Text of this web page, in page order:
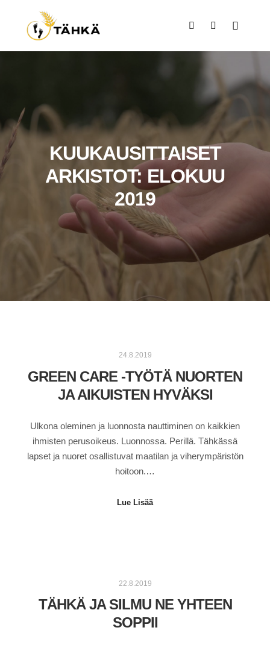
KUUKAUSITTAISET
ARKISTOT:ELOKUU
2019
24.8.2019
GREEN CARE -TYÖTÄ NUORTEN
JA AIKUISTEN HYVÄKSI
Ulkona oleminen ja luonnosta nauttiminen on kaikkien
ihmisten perusoikeus. Luonnossa. Perillä. Tähkässä
lapset ja nuoret osallistuvat maatilan ja viherympäristön
hoitoon.…
Lue Lisää
22.8.2019
TÄHKÄ JA SILMU NE YHTEEN
SOPPII